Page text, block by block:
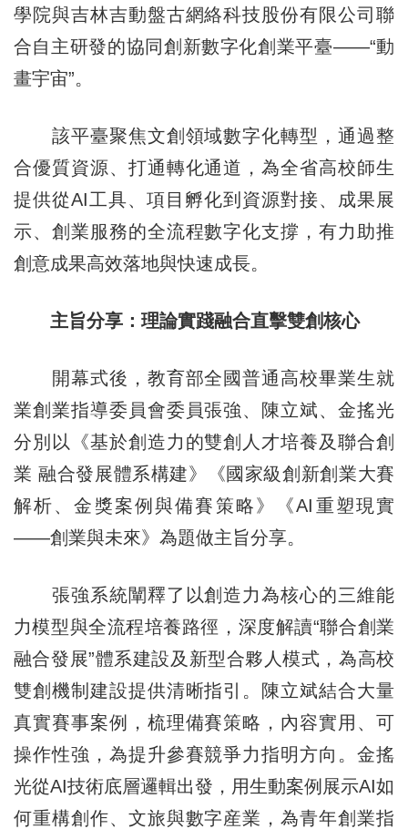
學院與吉林吉動盤古網絡科技股份有限公司聯
合自主研發的協同創新數字化創業平臺——“動
畫宇宙”。
該平臺聚焦文創領域數字化轉型，通過整
合優質資源、打通轉化通道，為全省高校師生
提供從AI工具、項目孵化到資源對接、成果展
示、創業服務的全流程數字化支撐，有力助推
創意成果高效落地與快速成長。
主旨分享：理論實踐融合直擊雙創核心
開幕式後，教育部全國普通高校畢業生就
業創業指導委員會委員張強、陳立斌、金搖光
分別以《基於創造力的雙創人才培養及聯合創
業 融合發展體系構建》《國家級創新創業大賽
解析、金獎案例與備賽策略》《AI重塑現實
——創業與未來》為題做主旨分享。
張強系統闡釋了以創造力為核心的三維能
力模型與全流程培養路徑，深度解讀“聯合創業
融合發展”體系建設及新型合夥人模式，為高校
雙創機制建設提供清晰指引。陳立斌結合大量
真實賽事案例，梳理備賽策略，內容實用、可
操作性強，為提升參賽競爭力指明方向。金搖
光從AI技術底層邏輯出發，用生動案例展示AI如
何重構創作、文旅與數字産業，為青年創業指